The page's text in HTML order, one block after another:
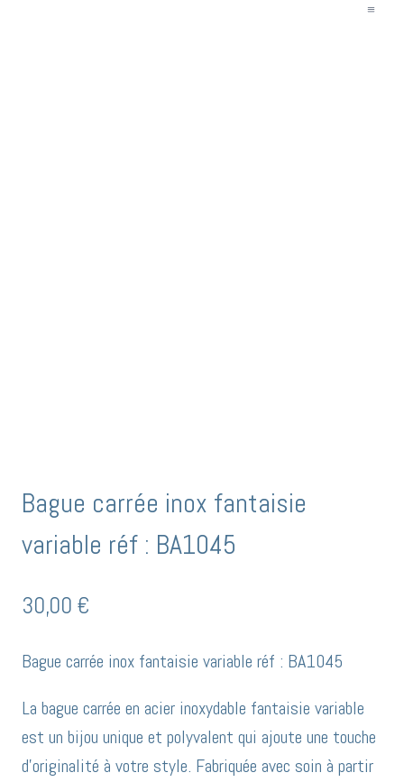
Bague carrée inox fantaisie
variable réf : BA1045
30,00 €
Bague carrée inox fantaisie variable réf : BA1045
La bague carrée en acier inoxydable fantaisie variable
est un bijou unique et polyvalent qui ajoute une touche
d’originalité à votre style. Fabriquée avec soin à partir